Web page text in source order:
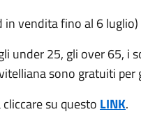
vendita fino al 6 luglio)
25, gli over 65, i
sono gratuiti per
su questo LINK.